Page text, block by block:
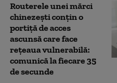
Routerele unei mărci
chinezești conțin o
portiță de acces
ascunsă care face
rețeaua vulnerabilă:
comunică la fiecare 35
de secunde